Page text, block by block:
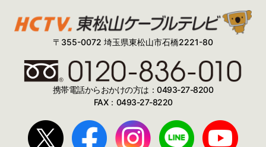
〒355-0072 埼玉県東松山市石橋2221-80
携帯電話からおかけの方は：0493-27-8200
FAX：0493-27-8220